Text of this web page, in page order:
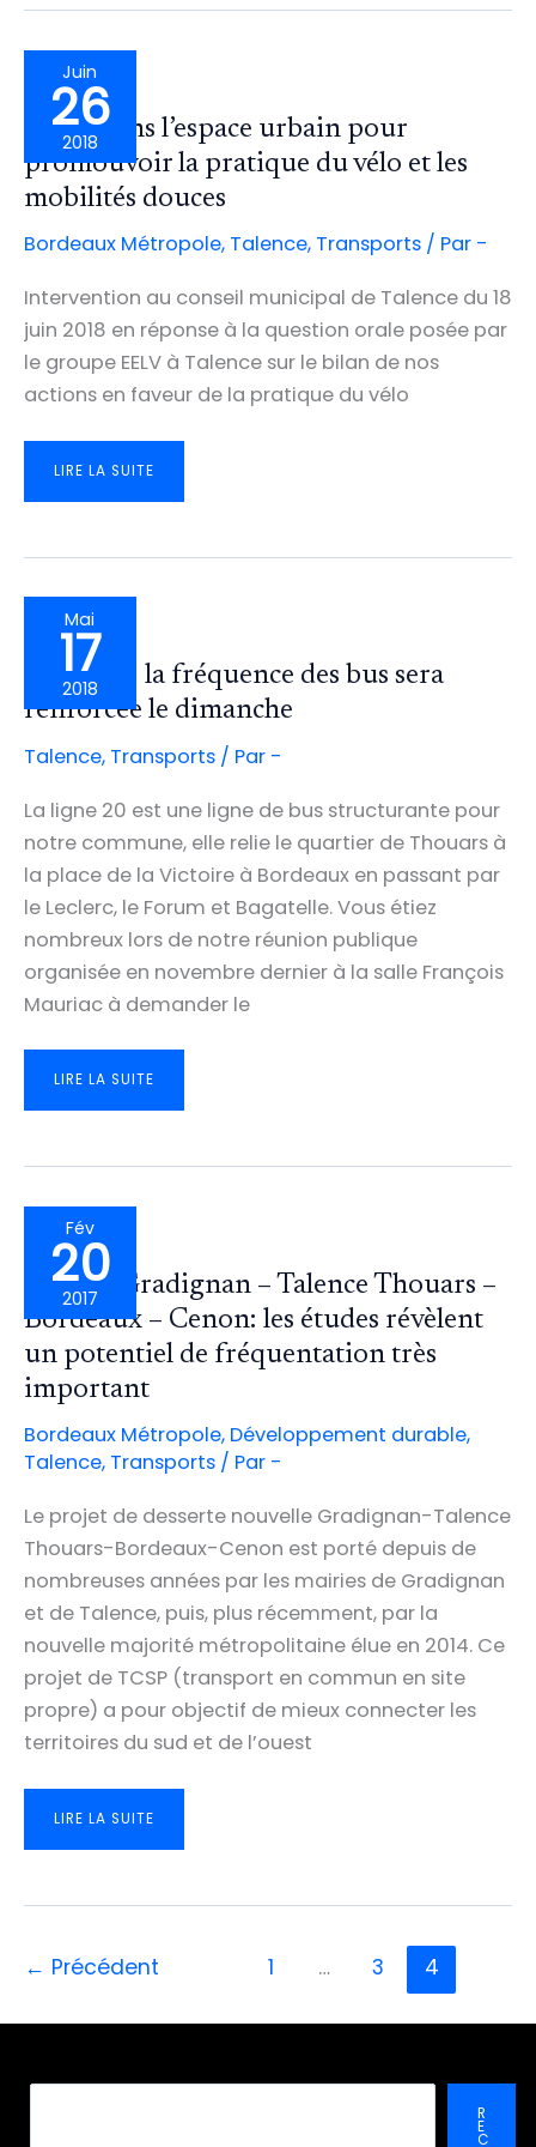
RIVES
Juin
26
2018
Repensons l’espace urbain pour
promouvoir la pratique du vélo et les
mobilités douces
Bordeaux Métropole, Talence, Transports / Par -
Intervention au conseil municipal de Talence du 18
juin 2018 en réponse à la question orale posée par
le groupe EELV à Talence sur le bilan de nos
actions en faveur de la pratique du vélo
REPENSONS
DU
LES
MOBILITÉS
DOUCES
LIRE LA SUITE
Mai
17
2018
Ligne 20: la fréquence des bus sera
renforcée le dimanche
Talence, Transports / Par -
La ligne 20 est une ligne de bus structurante pour
notre commune, elle relie le quartier de Thouars à
la place de la Victoire à Bordeaux en passant par
le Leclerc, le Forum et Bagatelle. Vous étiez
nombreux lors de notre réunion publique
organisée en novembre dernier à la salle François
Mauriac à demander le
LIGNE
RENFORCÉE
LIRE LA SUITE
Fév
20
2017
Liaison Gradignan – Talence Thouars –
Bordeaux – Cenon: les études révèlent
un potentiel de fréquentation très
important
Bordeaux Métropole, Développement durable,
Talence, Transports / Par -
Le projet de desserte nouvelle Gradignan-Talence
Thouars-Bordeaux-Cenon est porté depuis de
nombreuses années par les mairies de Gradignan
et de Talence, puis, plus récemment, par la
nouvelle majorité métropolitaine élue en 2014. Ce
projet de TCSP (transport en commun en site
propre) a pour objectif de mieux connecter les
territoires du sud et de l’ouest
LIAISON
–
RÉVÈLENT
UN
TRÈS
LIRE LA SUITE
← Précédent 1 … 3 4
R
E
C